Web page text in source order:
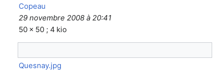
Copeau
29 novembre 2008 à 20:41
50 × 50 ; 4 kio
Quesnay.jpg